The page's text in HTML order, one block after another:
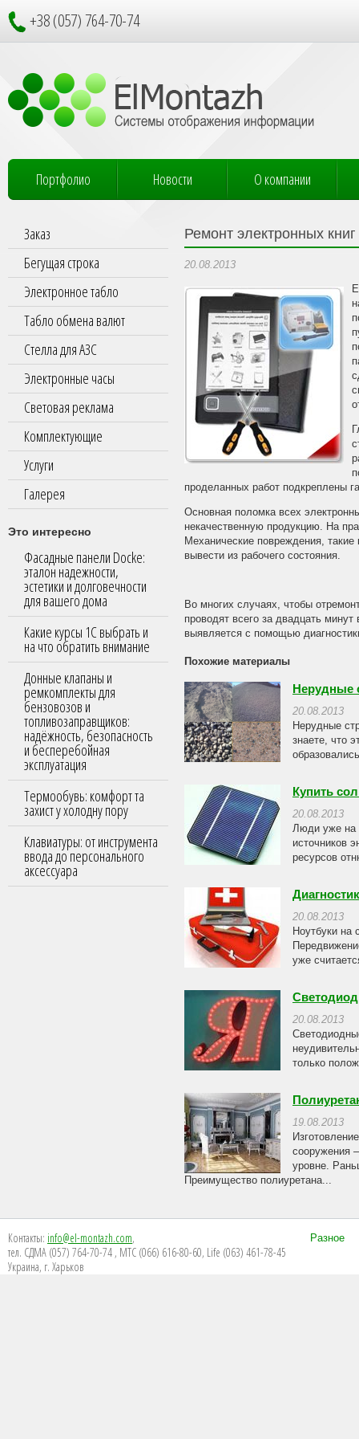
+38 (057) 764-70-74
Портфолио Новости О компании
Заказ
Бегущая строка
Электронное табло
Табло обмена валют
Стелла для АЗС
Электронные часы
Световая реклама
Комплектующие
Услуги
Галерея
Это интересно
Фасадные панели Docke:
эталон надежности,
эстетики и долговечности
для вашего дома
Какие курсы 1С выбрать и
на что обратить внимание
Донные клапаны и
ремкомплекты для
бензовозов и
топливозаправщиков:
надёжность, безопасность
и бесперебойная
эксплуатация
Термообувь: комфорт та
захист у холодну пору
Клавиатуры: от инструмента
ввода до персонального
аксессуара
Ремонт электронных
20.08.2013
проделанных работ подкреплены
Основная поломка всех
некачественную продукцию. На
Механические повреждения,
вывести из рабочего состояния.
Во многих случаях, чтобы
проводят всего за двадцать
выявляется с помощью
Похожие материалы
Нерудные
20.08.2013
Нерудные
знаете, что
Купить
20.08.2013
Люди уже на
источников
ресурсов
20.08.2013
Ноутбуки на
уже
20.08.2013
только
19.08.2013
сооружения
уровне.
Преимущество полиуретана...
Контакты: info@el-montazh.com,
тел. СДМА (057) 764-70-74 , МТС (066) 616-80-60, Life (063) 461-78-45
Украина, г. Харьков
Разное